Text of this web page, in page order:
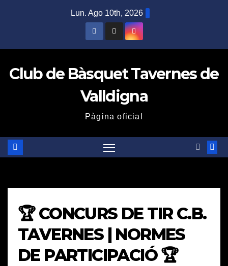
Lun. Ago 10th, 2026
Club de Bàsquet Tavernes de
Valldigna
Pàgina oficial
🏆 CONCURS DE TIR C.B.
TAVERNES | NORMES
DE PARTICIPACIÓ 🏆